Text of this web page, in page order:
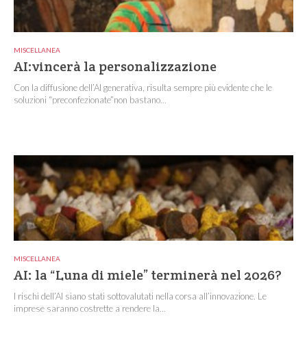
MISCELLANEA
AI:vincerà la personalizzazione
Con la diffusione dell’AI generativa, risulta sempre più evidente che le
soluzioni “preconfezionate”non bastano...
MISCELLANEA
AI: la “Luna di miele” terminerà nel 2026?
I rischi dell’AI siano stati sottovalutati nella corsa all’innovazione. Le
imprese saranno costrette a rendere la...